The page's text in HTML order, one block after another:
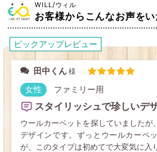
WILL/ウィル
お客様からこんなお声をい
ピックアップレビュー
田中くん
女性 ファミリー用
スタイリッシュで珍しいデ
ウールカーペットを探していました
デザインです。ずっとウールカーペ
が、このタイプは初めてで大変気に入